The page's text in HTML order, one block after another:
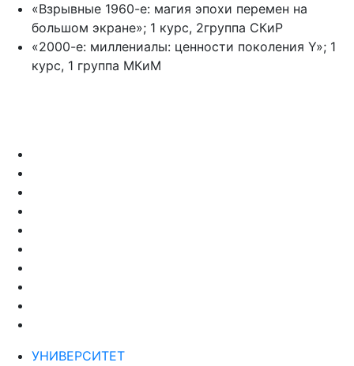
«Взрывные 1960-е: магия эпохи перемен на
большом экране»; 1 курс, 2группа СКиР
«2000-е: миллениалы: ценности поколения Y»; 1
курс, 1 группа МКиМ
УНИВЕРСИТЕТ